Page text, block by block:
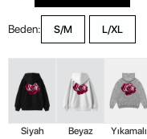
Beden: S/M L/XL
Siyah Beyaz
Yıkamalı